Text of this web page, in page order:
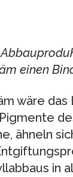
einen
wäre
ähneln
in